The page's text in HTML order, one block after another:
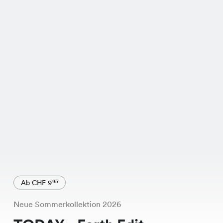
Ab CHF 995
Neue Sommerkollektion 2026